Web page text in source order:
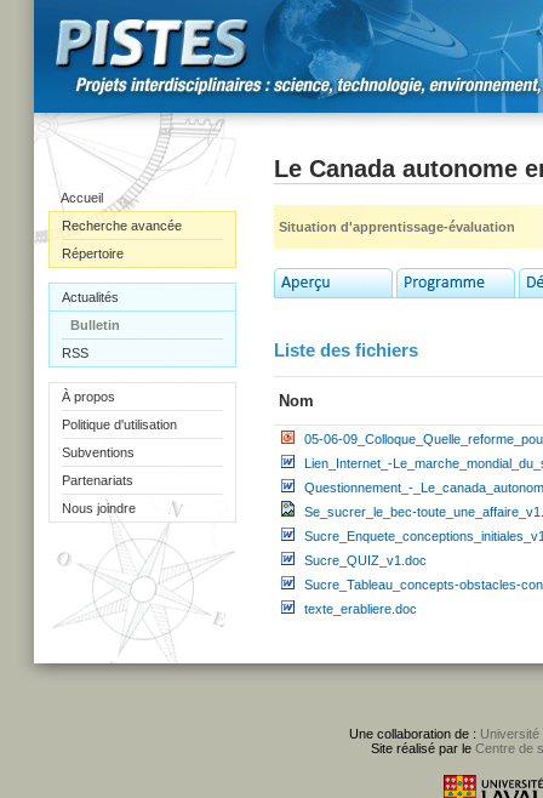
Accueil
Recherche avancée
Répertoire
Actualités
Bulletin
RSS
À propos
Politique d'utilisation
Subventions
Partenariats
Nous joindre
Le Canada autonome
Situation d'apprentissage-évaluation
Liste des fichiers
Nom
05-06-
Lien_Internet_-
Questionnement_-
Se_sucrer_le_bec-
Sucre_QUIZ_v1.doc
Sucre_Tableau_concepts-obstacles-
texte_erabliere.doc
Une collaboration de : Université
Site réalisé par le Centre de